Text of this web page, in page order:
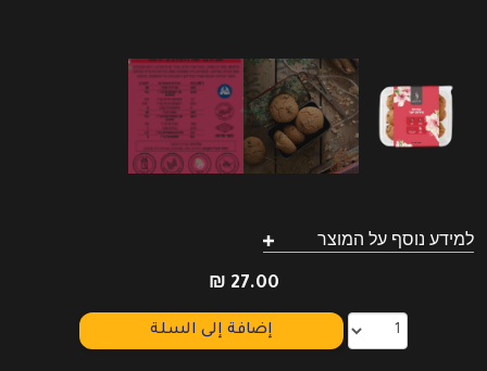
למידע נוסף על המוצר
₪ 27.00
إضافة إلى السلة